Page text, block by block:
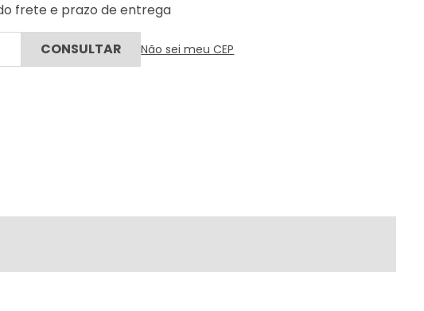
frete e prazo de entrega
Não sei meu CEP